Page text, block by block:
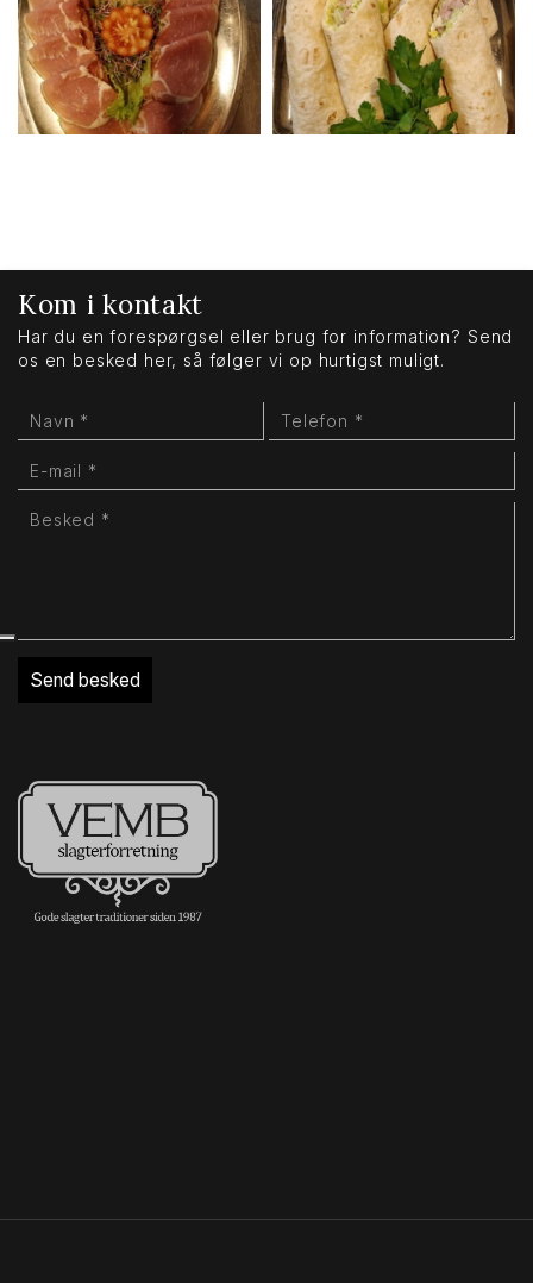
Kom i kontakt
Har du en forespørgsel eller brug for information? Send
os en besked her, så følger vi op hurtigst muligt.